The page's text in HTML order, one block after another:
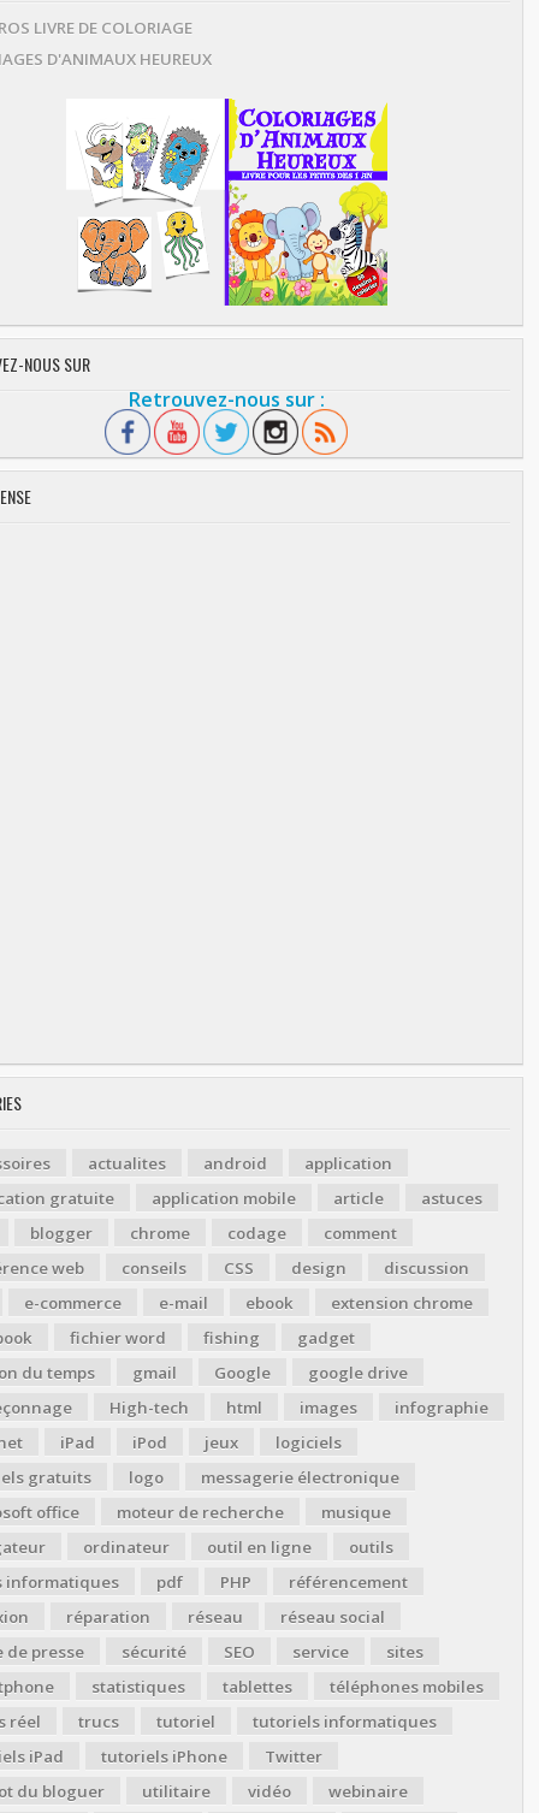
LIVRE DE COLORIAGE
D'ANIMAUX HEUREUX
NOUS SUR
Retrouvez-nous sur :
actualites android
application
gratuite
application mobile article
astuces
blogger
chrome codage
comment
web
conseils CSS design
discussion
e-commerce
e-mail ebook
extension chrome
fichier word fishing
gadget
du temps
gmail Google
google drive
High-tech html images
infographie
iPad iPod jeux
logiciels
gratuits
logo
messagerie électronique
office
moteur de recherche
musique
ordinateur outil en ligne
outils
informatiques
pdf PHP
référencement
réparation réseau
réseau social
de presse
sécurité SEO service
sites
statistiques tablettes
téléphones mobiles
réel
trucs tutoriel
tutoriels informatiques
iPad
tutoriels iPhone
Twitter
du bloguer
utilitaire vidéo
webinaire